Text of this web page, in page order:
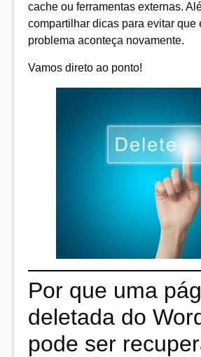
cache ou ferramentas externas.
compartilhar dicas para evitar que
problema aconteça novamente.
Vamos direto ao ponto!
Por que uma
deletada do
pode ser